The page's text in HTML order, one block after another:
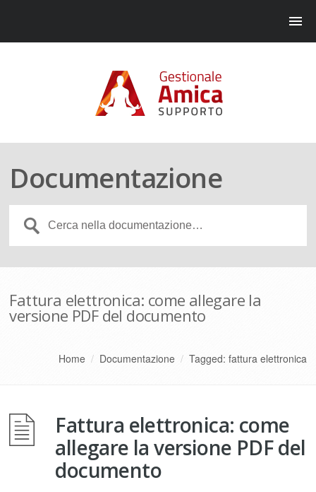
Documentazione
Fattura elettronica: come allegare la
versione PDF del documento
Home / Documentazione / Tagged: fattura elettronica
Fattura elettronica: come
allegare la versione PDF del
documento